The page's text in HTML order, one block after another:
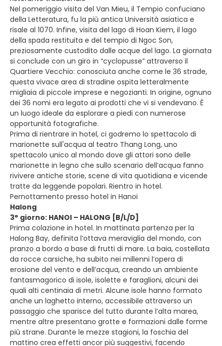
Nel pomeriggio visita del Van Mieu, il Tempio confuciano
della Letteratura, fu la più antica Università asiatica e
risale al 1070. Infine, visita del lago di Hoan Kiem, il lago
della spada restituita e del tempio di Ngoc Son,
preziosamente custodito dalle acque del lago. La giornata
si conclude con un giro in “cyclopusse” attraverso il
Quartiere Vecchio: conosciuta anche come le 36 strade,
questa vivace area di stradine ospita letteralmente
migliaia di piccole imprese e negozianti. In origine, ognuno
dei 36 nomi era legato ai prodotti che vi si vendevano. È
un luogo ideale da esplorare a piedi con numerose
opportunità fotografiche.
Prima di rientrare in hotel, ci godremo lo spettacolo di
marionette sull'acqua al teatro Thang Long, uno
spettacolo unico al mondo dove gli attori sono delle
marionette in legno che sullo scenario dell’acqua fanno
rivivere antiche storie, scene di vita quotidiana e vicende
tratte da leggende popolari. Rientro in hotel.
Pernottamento presso hotel in Hanoi
Halong
3° giorno: HANOI – HALONG [B/L/D]
Prima colazione in hotel. In mattinata partenza per la
Halong Bay, definita l’ottava meraviglia del mondo, con
pranzo a bordo a base di frutti di mare. La baia, costellata
da rocce carsiche, ha subito nei millenni l’opera di
erosione del vento e dell’acqua, creando un ambiente
fantasmagorico di isole, isolette e faraglioni, alcuni dei
quali alti centinaia di metri. Alcune isole hanno formato
anche un laghetto interno, accessibile attraverso un
passaggio che sparisce del tutto durante l’alta marea,
mentre altre presentano grotte e formazioni dalle forme
più strane. Durante le mezze stagioni, la foschia del
mattino crea effetti ancor più suggestivi, facendo